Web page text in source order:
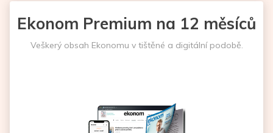
Ekonom Premium na 12 měsíců
Veškerý obsah Ekonomu v tištěné a digitální podobě.